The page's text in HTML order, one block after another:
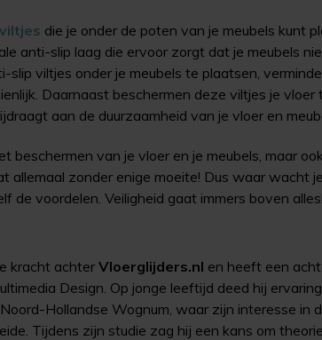
die je onder de poten van je meubels kunt
anti-slip laag die ervoor zorgt dat je meubels
slip viltjes onder je meubels te plaatsen,
Daarnaast beschermen deze viltjes je vloer
aan de duurzaamheid van je vloer en
beschermen van je vloer en je meubels, maar
allemaal zonder enige moeite! Dus waar wacht
de voordelen. Veiligheid gaat immers boven alles!
kracht achterVloerglijders.nl en heeft een
Design. Op jonge leeftijd deed hij
Hollandse Wognum, waar zijn interesse in
Tijdens zijn studie zag hij een kans om